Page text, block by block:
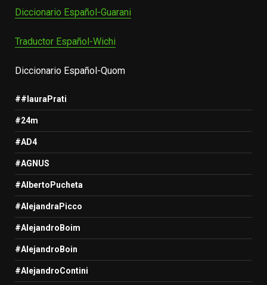
Diccionario Español-Guarani
Traductor Español-Wichi
Diccionario Español-Quom
##lauraPrati
#24m
#AD4
#AGNUS
#AlbertoPucheta
#AlejandraPicco
#AlejandroBoim
#AlejandroBoin
#AlejandroContini